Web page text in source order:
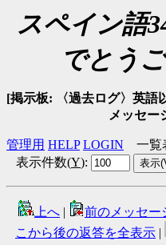
スペイン語
でとう
[掲示板: 〈過去ログ〉英語
メッセー
管理用 HELP LOGIN 一覧
表示件数(Y):
上へ | 前のメッセー
こから後の返答を全表示 |